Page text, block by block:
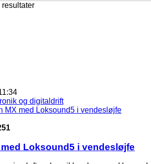
og digitaldrift
MX med Loksound5 i vendesløjfe
med Loksound5 i vendesløjfe